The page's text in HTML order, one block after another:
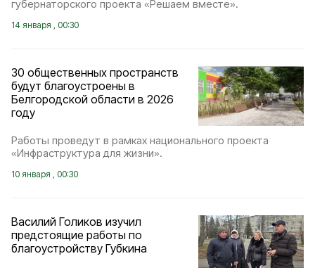
губернаторского проекта «Решаем вместе».
14 января , 00:30
30 общественных пространств
будут благоустроены в
Белгородской области в 2026
году
Работы проведут в рамках национального проекта
«Инфраструктура для жизни».
10 января , 00:30
Василий Голиков изучил
предстоящие работы по
благоустройству Губкина